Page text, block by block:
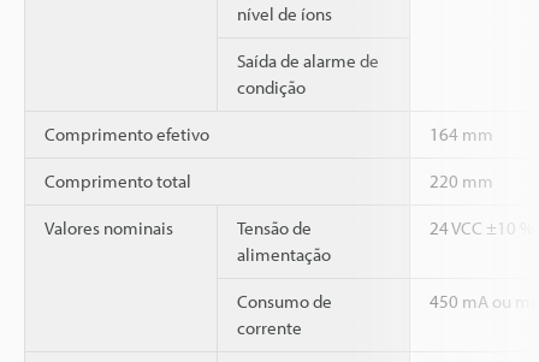
nível de íons
Saída de alarme de
condição
Comprimento efetivo 164 mm
Comprimento total 220 mm
Valores nominais
Tensão de
alimentação
24 VCC ±10 %
Consumo de
corrente
450 mA ou